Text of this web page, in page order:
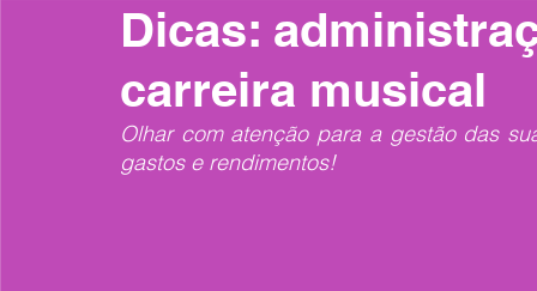
Dicas:
carreira musical
Olhar com atenção para a gestão das
gastos e rendimentos!